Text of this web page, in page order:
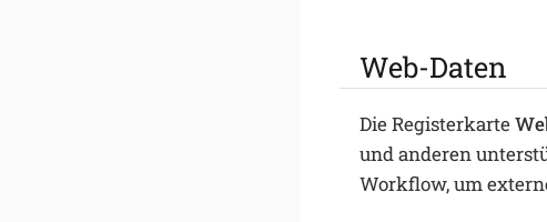
Web-Daten
Die Registerkarte
und anderen
Workflow, um